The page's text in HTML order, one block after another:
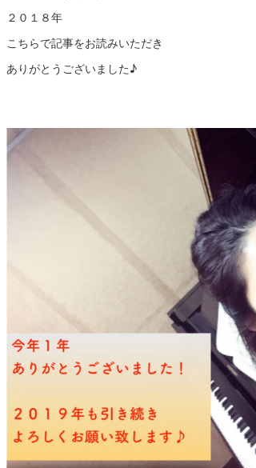
２０１８年
こちらで記事をお読みいただき
ありがとうございました♪